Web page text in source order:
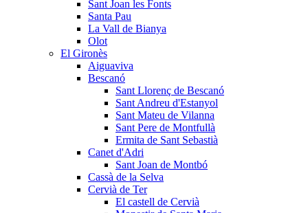
Sant Joan les Fonts
Santa Pau
La Vall de Bianya
Olot
El Gironès
Aiguaviva
Bescanó
Sant Llorenç de Bescanó
Sant Andreu d'Estanyol
Sant Mateu de Vilanna
Sant Pere de Montfullà
Ermita de Sant Sebastià
Canet d'Adri
Sant Joan de Montbó
Cassà de la Selva
Cervià de Ter
El castell de Cervià